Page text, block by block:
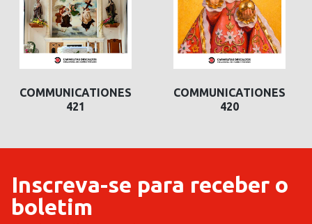
COMMUNICATIONES
421
COMMUNICATIONES
420
Inscreva-se para receber o
boletim